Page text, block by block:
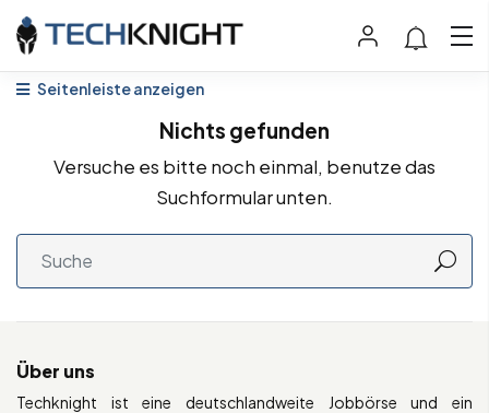
Seitenleiste anzeigen
Nichts gefunden
Versuche es bitte noch einmal, benutze das
Suchformular unten.
Über uns
Techknight ist eine deutschlandweite Jobbörse und ein